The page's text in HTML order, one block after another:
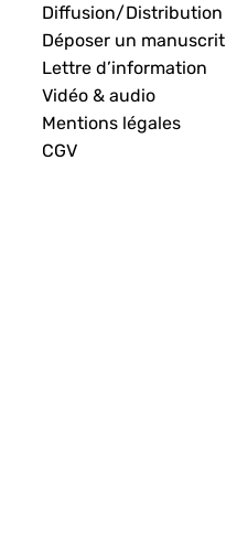
Diffusion/Distribution
Déposer un manuscrit
Lettre d’information
Vidéo & audio
Mentions légales
CGV